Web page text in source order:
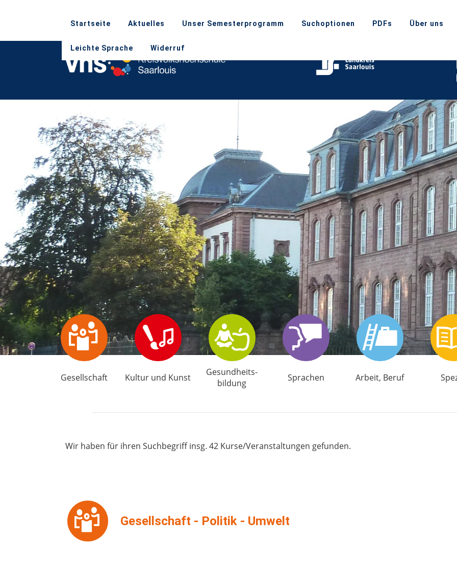
Startseite Aktuelles Unser Semesterprogramm Suchoptionen PDFs Über uns
Leichte Sprache Widerruf
Gesellschaft Kultur und Kunst
Gesund­heits­
bildung
Sprachen Arbeit, Beruf
Wir haben für ihren Suchbegriff insg. 42 Kurse/Veranstaltungen gefunden.
Gesellschaft - Politik - Umwelt